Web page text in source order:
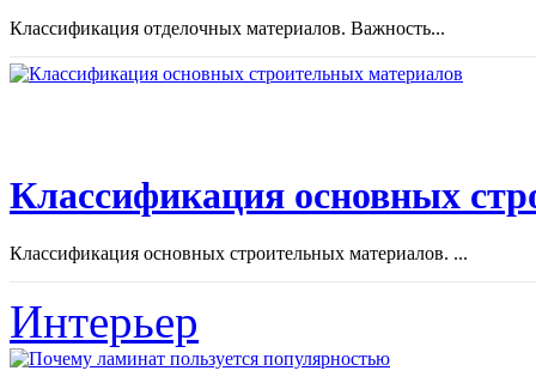
Классификация отделочных материалов. Важность...
Классификация основных
Классификация основных строительных материалов. ...
Интерьер